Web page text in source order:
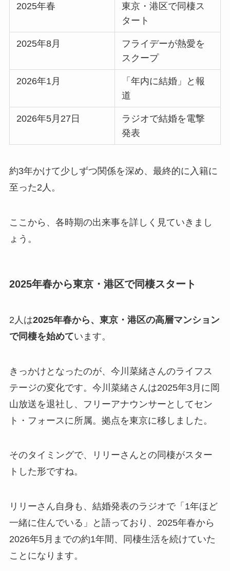
2025年春
東京・港区で同棲ス
タート
2025年8月
フライデーが熱愛を
スクープ
2026年1月
「年内に結婚」と報
道
2026年5月27日
ラジオで結婚を電撃
発表
約3年かけて少しずつ関係を深め、最終的に入籍に
至った2人。
ここから、各時期の出来事を詳しく見ていきまし
ょう。
2025年春から東京・港区で同棲スタート
2人は2025年春から、東京・港区の高層マンション
で同棲を始めています。
きっかけとなったのが、今川菜緒さんのライフス
テージの変化です。今川菜緒さんは2025年3月に岡
山放送を退社し、フリーアナウンサーとしてセン
ト・フォースに所属。拠点を東京に移しました。
そのタイミングで、リリーさんとの同棲がスター
トした形ですね。
リリーさん自身も、結婚発表のラジオで「1年ほど
一緒に住んでいる」と語っており、2025年春から
2026年5月までの約1年間、同棲生活を続けていた
ことになります。